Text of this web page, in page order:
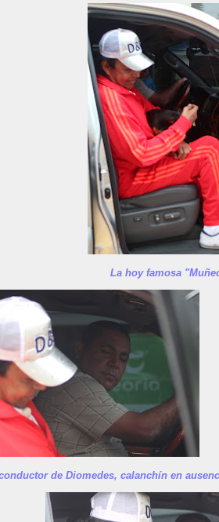
La hoy famosa
de Diomedes, calanchín en